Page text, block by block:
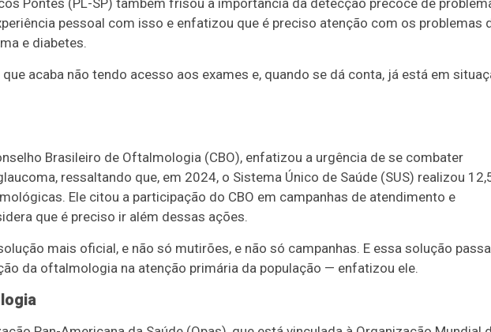
Pontes (PL-SP) também frisou a importância da detecção precoce de
pessoal com isso e enfatizou que é preciso atenção com os problemas
e diabetes.
acaba não tendo acesso aos exames e, quando se dá conta, já está em
Brasileiro de Oftalmologia (CBO), enfatizou a urgência de se combater
ressaltando que, em 2024, o Sistema Único de Saúde (SUS) realizou
Ele citou a participação do CBO em campanhas de atendimento e
que é preciso ir além dessas ações.
mais oficial, e não só mutirões, e não só campanhas. E essa solução passa
da oftalmologia na atenção primária da população — enfatizou ele.